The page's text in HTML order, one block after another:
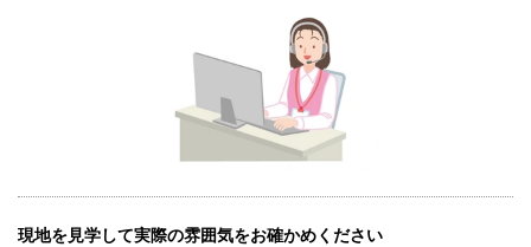
現地を見学して実際の雰囲気をお確かめください